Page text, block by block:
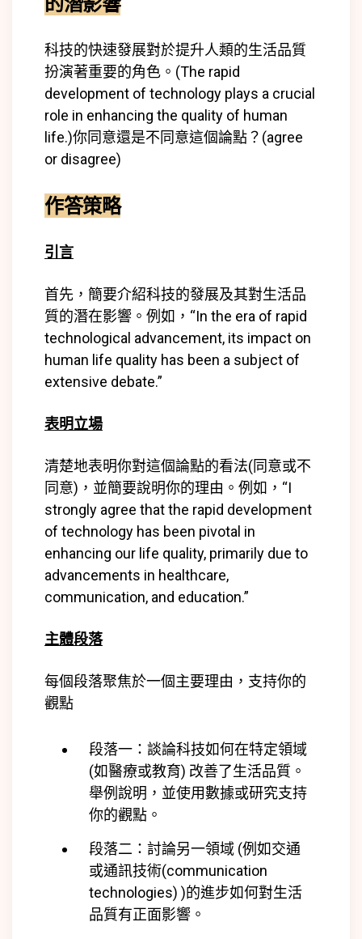
科技的快速發展對於提升人類的生活品質
扮演著重要的角色。(The rapid
development of technology plays a crucial
role in enhancing the quality of human
life.)你同意還是不同意這個論點？(agree
or disagree)
作答策略
引言
首先，簡要介紹科技的發展及其對生活品
質的潛在影響。例如，“In the era of rapid
technological advancement, its impact on
human life quality has been a subject of
extensive debate.”
表明立場
清楚地表明你對這個論點的看法(同意或不
同意)，並簡要說明你的理由。例如，“I
strongly agree that the rapid development
of technology has been pivotal in
enhancing our life quality, primarily due to
advancements in healthcare,
communication, and education.”
主體段落
每個段落聚焦於一個主要理由，支持你的
觀點
段落一：談論科技如何在特定領域
(如醫療或教育) 改善了生活品質。
舉例說明，並使用數據或研究支持
你的觀點。
段落二：討論另一領域 (例如交通
或通訊技術(communication
technologies) )的進步如何對生活
品質有正面影響。